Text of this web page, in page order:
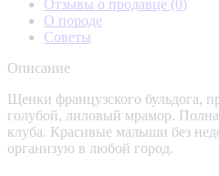
Отзывы о продавце (0)
О породе
Советы
Описание
Щенки французского бульдога,
голубой, лиловый мрамор.
клуба. Красивые малыши без
организую в любой город.